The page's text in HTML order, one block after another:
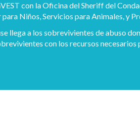
con la Oficina del Sheriff del
Niños, Servicios para Animales, y
llega a los sobrevivientes de abuso
con los recursos